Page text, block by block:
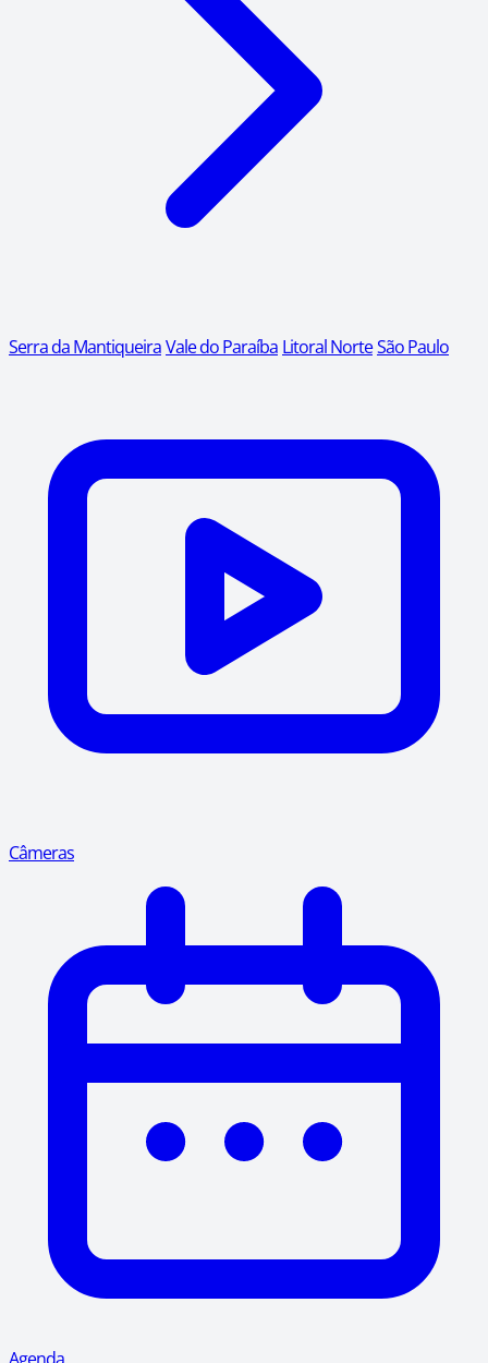
Serra da MantiqueiraVale do Paraíba Litoral NorteSão Paulo
Câmeras